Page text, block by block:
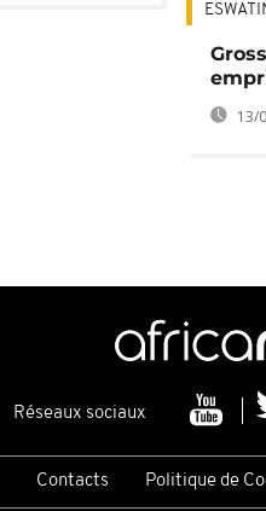
13/
Réseaux sociaux
Contacts Politique de